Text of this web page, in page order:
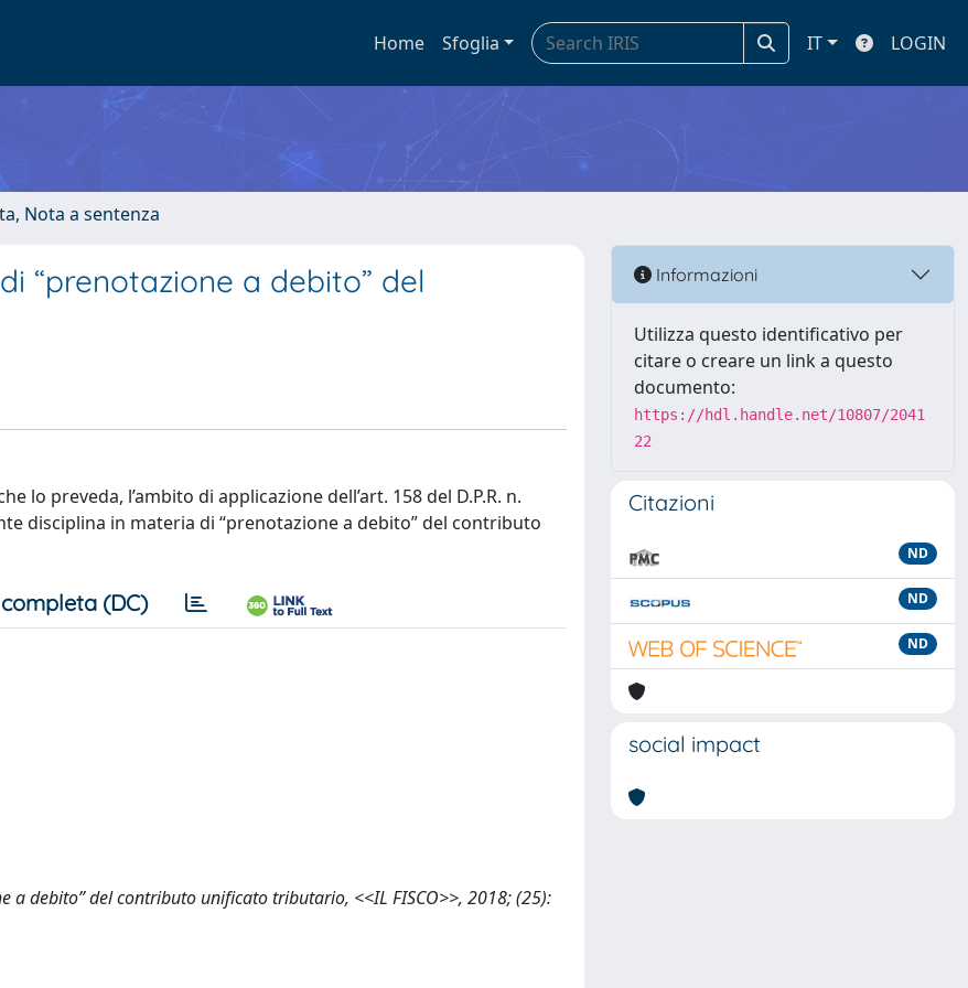
Home Sfoglia IT LOGIN
Nota a sentenza
“prenotazione a debito” del
lo preveda, l’ambito di applicazione dell’art. 158 del D.P.R. n.
disciplina in materia di “prenotazione a debito” del contributo
(DC)
debito” del contributo unificato tributario, <<IL FISCO>>, 2018; (25):
Informazioni
Utilizza questo identificativo per
citare o creare un link a questo
documento:
https://hdl.handle.net/10807/2041
22
Citazioni
ND
ND
ND
social impact